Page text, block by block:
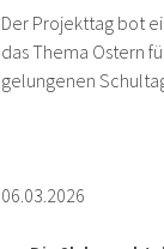
Der Projekttag bot
das Thema Ostern
gelungenen
06.03.2026